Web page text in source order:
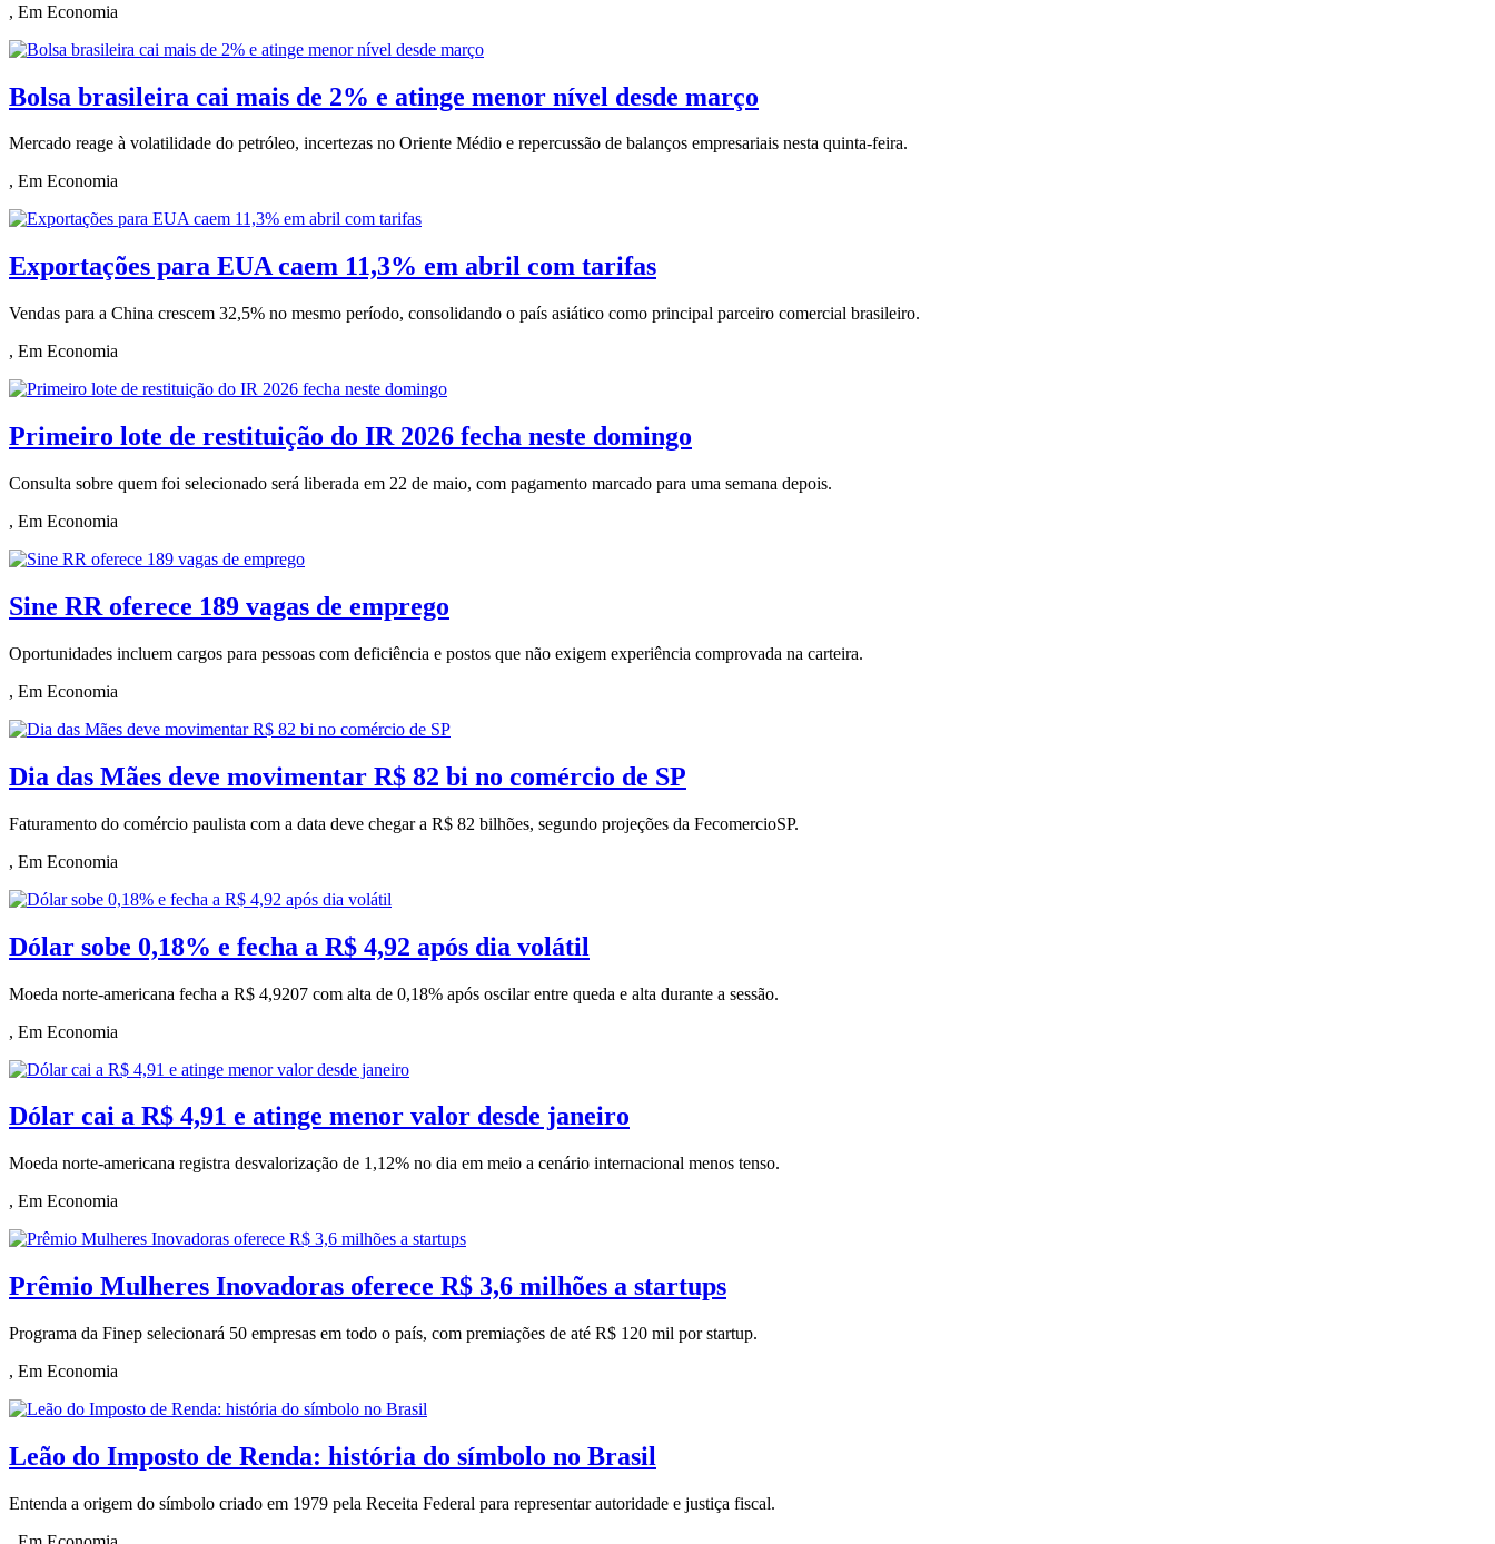
, Em Economia
Bolsa brasileira cai mais de 2% e atinge menor nível desde março
Mercado reage à volatilidade do petróleo, incertezas no Oriente Médio e repercussão de balanços empresariais nesta quinta-feira.
, Em Economia
Exportações para EUA caem 11,3% em abril com tarifas
Vendas para a China crescem 32,5% no mesmo período, consolidando o país asiático como principal parceiro comercial brasileiro.
, Em Economia
Primeiro lote de restituição do IR 2026 fecha neste domingo
Consulta sobre quem foi selecionado será liberada em 22 de maio, com pagamento marcado para uma semana depois.
, Em Economia
Sine RR oferece 189 vagas de emprego
Oportunidades incluem cargos para pessoas com deficiência e postos que não exigem experiência comprovada na carteira.
, Em Economia
Dia das Mães deve movimentar R$ 82 bi no comércio de SP
Faturamento do comércio paulista com a data deve chegar a R$ 82 bilhões, segundo projeções da FecomercioSP.
, Em Economia
Dólar sobe 0,18% e fecha a R$ 4,92 após dia volátil
Moeda norte-americana fecha a R$ 4,9207 com alta de 0,18% após oscilar entre queda e alta durante a sessão.
, Em Economia
Dólar cai a R$ 4,91 e atinge menor valor desde janeiro
Moeda norte-americana registra desvalorização de 1,12% no dia em meio a cenário internacional menos tenso.
, Em Economia
Prêmio Mulheres Inovadoras oferece R$ 3,6 milhões a startups
Programa da Finep selecionará 50 empresas em todo o país, com premiações de até R$ 120 mil por startup.
, Em Economia
Leão do Imposto de Renda: história do símbolo no Brasil
Entenda a origem do símbolo criado em 1979 pela Receita Federal para representar autoridade e justiça fiscal.